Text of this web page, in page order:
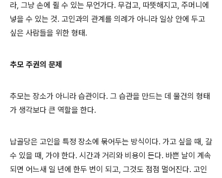
라, 그냥 손에 쥘 수 있는 무언가다. 무겁고, 따뜻해지고, 주머니에
넣을 수 있는 것. 고인과의 관계를 의례가 아니라 일상 안에 두고
싶은 사람들을 위한 형태.
추모 주권의 문제
추모는 장소가 아니라 습관이다. 그 습관을 만드는 데 물건의 형태
가 생각보다 큰 역할을 한다.
납골당은 고인을 특정 장소에 묶어두는 방식이다. 가고 싶을 때, 갈
수 있을 때, 가야 한다. 시간과 거리와 비용이 든다. 바쁜 날이 계속
되면 어느새 일 년에 한두 번이 되고, 그것도 점점 멀어진다. 고인